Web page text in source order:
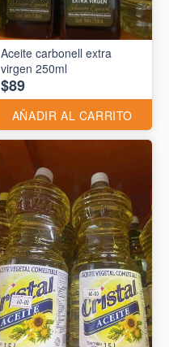
Aceite carbonell extra
virgen 250ml
$89
AÑADIR AL CARRITO